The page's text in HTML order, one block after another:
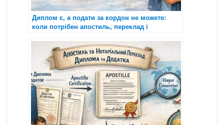
Диплом є, а подати за кордон не можете:
коли потрібен апостиль, переклад і